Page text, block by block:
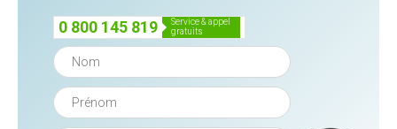
0 800 145 819
service & appel
gratuits